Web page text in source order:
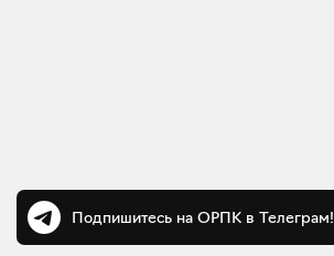
Подпишитесь на ОРПК в Телеграм!